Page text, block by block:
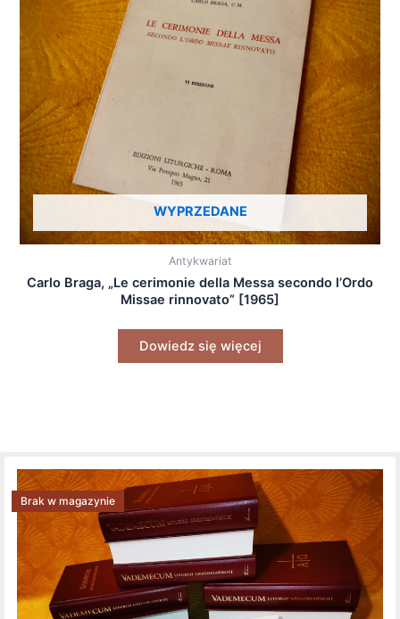
WYPRZEDANE
Antykwariat
Carlo Braga, „Le cerimonie della Messa secondo l’Ordo
Missae rinnovato” [1965]
Dowiedz się więcej
Brak w magazynie